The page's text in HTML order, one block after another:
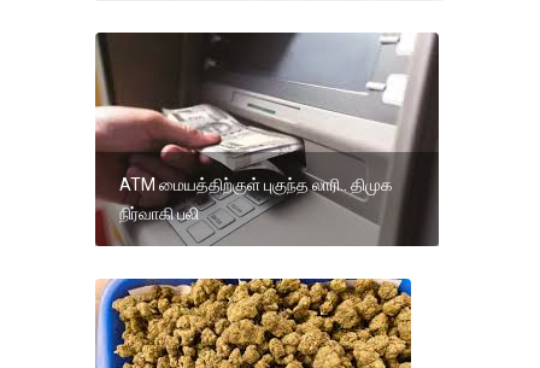
ATM மையத்திற்குள் புகுந்த லாரி.. திமுக
நிர்வாகி பலி